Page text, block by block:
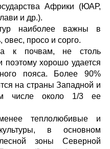
Африки (ЮАР,
и др.).
наиболее важны в
просо и сорго.
к почвам, не столь
хорошо удается
пояса. Более 90%
на страны Западной и
числе около 1/3 ее
теплолюбивые и
в основном
зоны Северной